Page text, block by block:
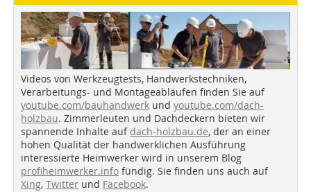
Videos von Werkzeugtests, Handwerkstechniken,
Verarbeitungs- und Montageabläufen finden Sie auf
youtube.com/bauhandwerk und youtube.com/dach-
holzbau. Zimmerleuten und Dachdeckern bieten wir
spannende Inhalte auf dach-holzbau.de, der an einer
hohen Qualität der handwerklichen Ausführung
interessierte Heimwerker wird in unserem Blog
profiheimwerker.info fündig. Sie finden uns auch auf
Xing, Twitter und Facebook.